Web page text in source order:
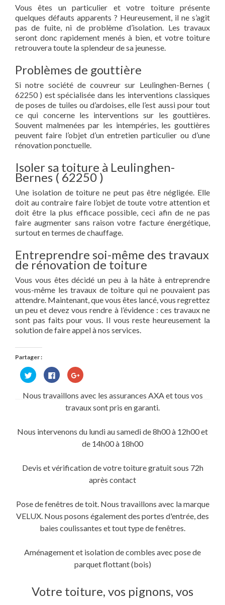
Vous êtes un particulier et votre toiture présente
quelques défauts apparents ? Heureusement, il ne s’agit
pas de fuite, ni de problème d’isolation. Les travaux
seront donc rapidement menés à bien, et votre toiture
retrouvera toute la splendeur de sa jeunesse.
Problèmes de gouttière
Si notre société de couvreur sur Leulinghen-Bernes (
62250 ) est spécialisée dans les interventions classiques
de poses de tuiles ou d’ardoises, elle l’est aussi pour tout
ce qui concerne les interventions sur les gouttières.
Souvent malmenées par les intempéries, les gouttières
peuvent faire l’objet d’un entretien particulier ou d’une
rénovation ponctuelle.
Isoler sa toiture à Leulinghen-
Bernes ( 62250 )
Une isolation de toiture ne peut pas être négligée. Elle
doit au contraire faire l’objet de toute votre attention et
doit être la plus efficace possible, ceci afin de ne pas
faire augmenter sans raison votre facture énergétique,
surtout en termes de chauffage.
Entreprendre soi-même des travaux
de rénovation de toiture
Vous vous êtes décidé un peu à la hâte à entreprendre
vous-même les travaux de toiture qui ne pouvaient pas
attendre. Maintenant, que vous êtes lancé, vous regrettez
un peu et devez vous rendre à l’évidence : ces travaux ne
sont pas faits pour vous. Il vous reste heureusement la
solution de faire appel à nos services.
Partager :
Cliquez
pour
partager
Twitter(ouvre
Cliquez
pour
partager
sur
Facebook(ouvre
dans
une
Cliquez
pour
Google+
dans
fenêtre)
Nous travaillons avec les assurances AXA et tous vos
travaux sont pris en garanti.
Nous intervenons du lundi au samedi de 8h00 à 12h00 et
de 14h00 à 18h00
Devis et vérification de votre toiture gratuit sous 72h
après contact
Pose de fenêtres de toit. Nous travaillons avec la marque
VELUX. Nous posons également des portes d'entrée, des
baies coulissantes et tout type de fenêtres.
Aménagement et isolation de combles avec pose de
parquet flottant (bois)
Votre toiture, vos pignons, vos